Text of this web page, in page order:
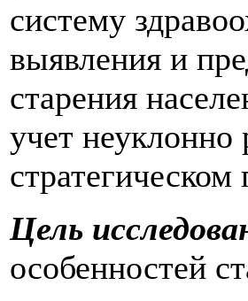
систему
выявления и
старения
учет
Цель
особенностей